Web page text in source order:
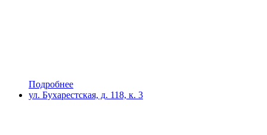
Подробнее
ул. Бухарестская, д. 118, к. 3